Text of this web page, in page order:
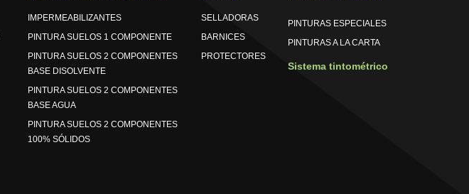
IMPERMEABILIZANTES
PINTURA SUELOS 1 COMPONENTE
PINTURA SUELOS 2 COMPONENTES
BASE DISOLVENTE
PINTURA SUELOS 2 COMPONENTES
BASE AGUA
PINTURA SUELOS 2 COMPONENTES
100% SÓLIDOS
SELLADORAS
BARNICES
PROTECTORES
PINTURAS ESPECIALES
PINTURAS A LA CARTA
Sistema tintométrico